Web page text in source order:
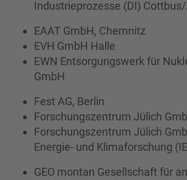
Industrieprozesse (DI)
EAAT GmbH, Chemnitz
EVH GmbH Halle
EWN Entsorgungswerk für
GmbH
Fest AG, Berlin
Forschungszentrum Jülich
Forschungszentrum Jülich
Energie- und Klimaforschung
GEO montan Gesellschaft für